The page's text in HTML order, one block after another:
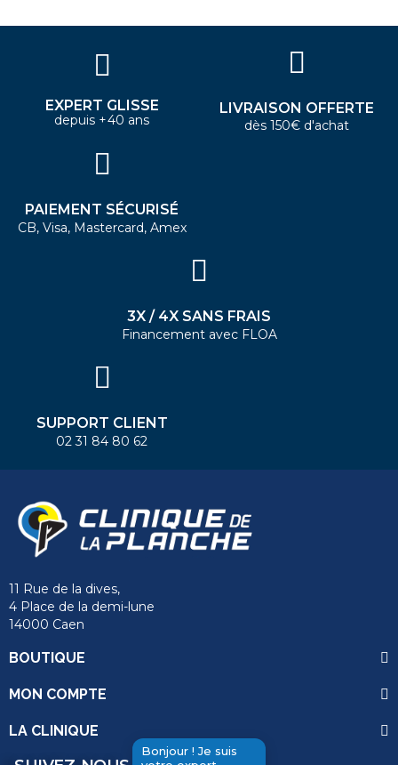
Bonjour ! Je suis
EXPERT GLISSE
depuis +40 ans
LIVRAISON OFFERTE
dès 150€ d'achat
PAIEMENT SÉCURISÉ
CB, Visa, Mastercard, Amex
3X / 4X SANS FRAIS
Financement avec FLOA
SUPPORT CLIENT
02 31 84 80 62
11 Rue de la dives,
4 Place de la demi-lune
14000 Caen
BOUTIQUE
MON COMPTE
LA CLINIQUE